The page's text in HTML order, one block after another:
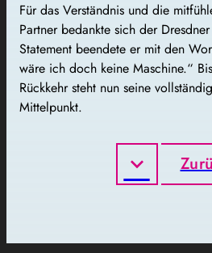
Für das Verständnis und die
Partner bedankte sich der
Statement beendete er mit den
wäre ich doch keine Maschine.“
Rückkehr steht nun seine
Mittelpunkt.